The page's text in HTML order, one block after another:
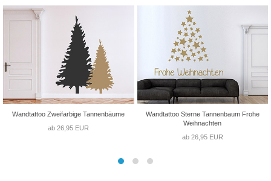
Wandtattoo Zweifarbige Tannenbäume
ab 26,95 EUR
Wandtattoo Sterne Tannenbaum Frohe
Weihnachten
ab 26,95 EUR